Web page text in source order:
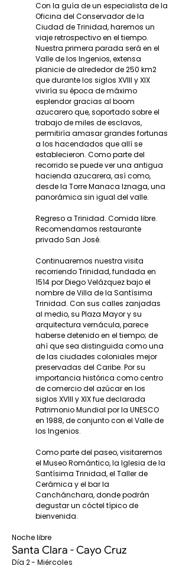
Con la guía de un especialista de la
Oficina del Conservador de la
Ciudad de Trinidad, haremos un
viaje retrospectivo en el tiempo.
Nuestra primera parada será en el
Valle de los Ingenios, extensa
planicie de alrededor de 250 km2
que durante los siglos XVIII y XIX
viviría su época de máximo
esplendor gracias al boom
azucarero que, soportado sobre el
trabajo de miles de esclavos,
permitiría amasar grandes fortunas
a los hacendados que allí se
establecieron. Como parte del
recorrido se puede ver una antigua
hacienda azucarera, así como,
desde la Torre Manaca Iznaga, una
panorámica sin igual del valle.
Regreso a Trinidad. Comida libre.
Recomendamos restaurante
privado San José.
Continuaremos nuestra visita
recorriendo Trinidad, fundada en
1514 por Diego Velázquez bajo el
nombre de Villa de la Santísima
Trinidad. Con sus calles zanjadas
al medio, su Plaza Mayor y su
arquitectura vernácula, parece
haberse detenido en el tiempo; de
ahí que sea distinguida como una
de las ciudades coloniales mejor
preservadas del Caribe. Por su
importancia histórica como centro
de comercio del azúcar en los
siglos XVIII y XIX fue declarada
Patrimonio Mundial por la UNESCO
en 1988, de conjunto con el Valle de
los Ingenios.
Como parte del paseo, visitaremos
el Museo Romántico, la Iglesia de la
Santísima Trinidad, el Taller de
Cerámica y el bar la
Canchánchara, donde podrán
degustar un cóctel típico de
bienvenida.
Noche libre
Santa Clara - Cayo Cruz
Día 2 - Miércoles